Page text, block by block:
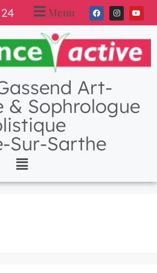
Menu
Art-
& Sophrologue
Sur-Sarthe